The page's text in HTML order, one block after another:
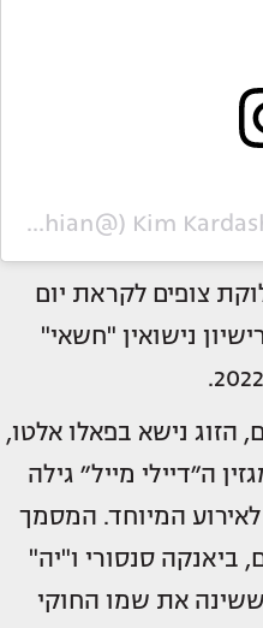
צופים לקראת יום
נישואין "חשאי"
הזוג נישא בפאלו אלטו,
ה״דיילי מייל״ גילה
לאירוע המיוחד. המסמך
סנסורי ו"יה"
את שמו החוקי